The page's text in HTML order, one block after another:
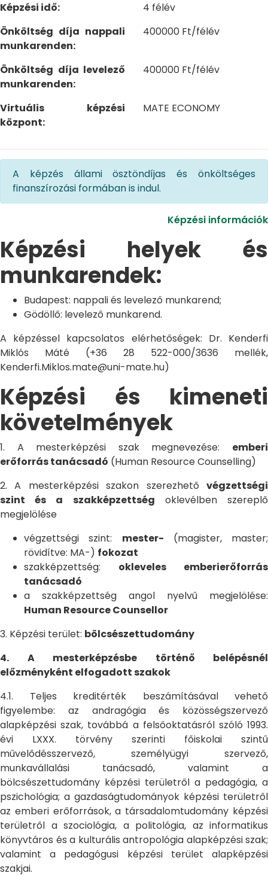
Képzési idő:
4 félév
Önköltség díja nappali
munkarenden:
400000 Ft/félév
Önköltség díja levelező
munkarenden:
400000 Ft/félév
Virtuális képzési
központ:
MATE ECONOMY
A képzés állami ösztöndíjas és önköltséges
finanszírozási formában is indul.
Képzési információk
Képzési helyek és
munkarendek:
Budapest: nappali és levelező munkarend;
Gödöllő: levelező munkarend.
A képzéssel kapcsolatos elérhetőségek: Dr. Kenderfi
Miklós Máté (+36 28 522-000/3636 mellék,
Kenderfi.Miklos.mate@uni-mate.hu)
Képzési és kimeneti
követelmények
1. A mesterképzési szak megnevezése: emberi
erőforrás tanácsadó (Human Resource Counselling)
2. A mesterképzési szakon szerezhető végzettségi
szint és a szakképzettség oklevélben szereplő
megjelölése
végzettségi szint: mester- (magister, master;
rövidítve: MA-) fokozat
szakképzettség: okleveles emberierőforrás
tanácsadó
a szakképzettség angol nyelvű megjelölése:
Human Resource Counsellor
3. Képzési terület: bölcsészettudomány
4. A mesterképzésbe történő belépésnél
előzményként elfogadott szakok
4.1. Teljes kreditérték beszámításával vehető
figyelembe: az andragógia és közösségszervező
alapképzési szak, továbbá a felsőoktatásról szóló 1993.
évi LXXX. törvény szerinti főiskolai szintű
művelődésszervező, személyügyi szervező,
munkavállalási tanácsadó, valamint a
bölcsészettudomány képzési területről a pedagógia, a
pszichológia; a gazdaságtudományok képzési területről
az emberi erőforrások, a társadalomtudomány képzési
területről a szociológia, a politológia, az informatikus
könyvtáros és a kulturális antropológia alapképzési szak;
valamint a pedagógusi képzési terület alapképzési
szakjai.